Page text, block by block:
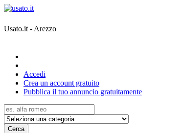
Usato.it - Arezzo
Accedi
Crea un account gratuito
Pubblica il tuo annuncio gratuitamente
Cerca